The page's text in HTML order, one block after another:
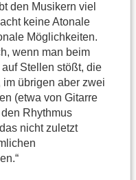
den Musikern viel
keine Atonale
Möglichkeiten.
wenn man beim
Stellen stößt, die
übrigen aber zwei
(etwa von Gitarre
Rhythmus
nicht zuletzt